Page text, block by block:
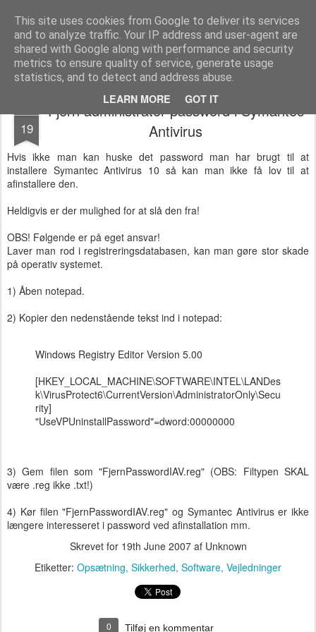
This site uses cookies from Google to deliver its services
and to analyze traffic. Your IP address and user-agent are
shared with Google along with performance and security
metrics to ensure quality of service, generate usage
statistics, and to detect and address abuse.
LEARN MORE GOT IT
Bromley's IT blog Mit syn på alverdens software, hardware og webservices...
Pages
19
Fjern administrator password i Symantec
Antivirus
Hvis ikke man kan huske det password man har brugt til at
installere Symantec Antivirus 10 så kan man ikke få lov til at
afinstallere den.
Heldigvis er der mulighed for at slå den fra!
OBS! Følgende er på eget ansvar!
Laver man rod i registreringsdatabasen, kan man gøre stor skade
på operativ systemet.
1) Åben notepad.
2) Kopier den nedenstående tekst ind i notepad:
Windows Registry Editor Version 5.00
[HKEY_LOCAL_MACHINE\SOFTWARE\INTEL\LANDes
k\VirusProtect6\CurrentVersion\AdministratorOnly\Secu
rity]
"UseVPUninstallPassword"=dword:00000000
3) Gem filen som "FjernPasswordIAV.reg" (OBS: Filtypen SKAL
være .reg ikke .txt!)
4) Kør filen "FjernPasswordIAV.reg" og Symantec Antivirus er ikke
længere interesseret i password ved afinstallation mm.
Skrevet for 19th June 2007af Unknown
Etiketter: Opsætning Sikkerhed Software Vejledninger
0 Tilføj en kommentar